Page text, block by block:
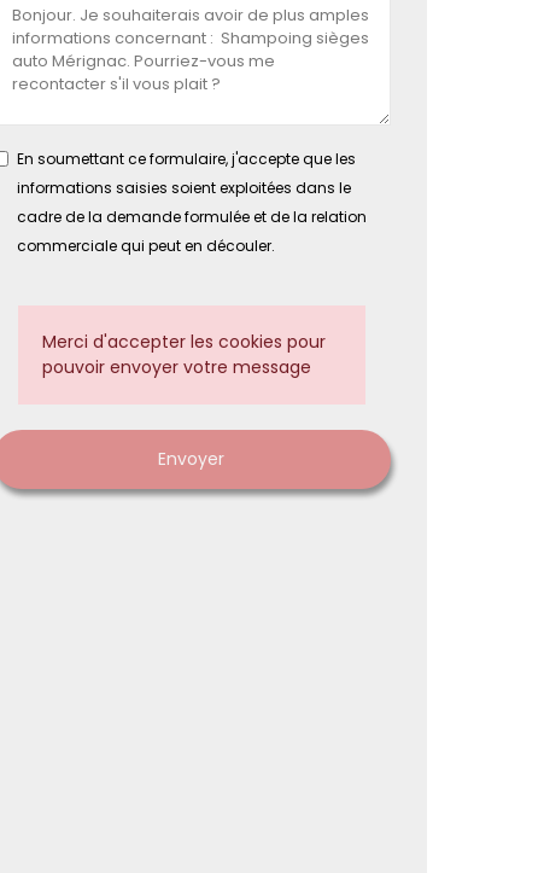
En soumettant ce formulaire, j'accepte que les
informations saisies soient exploitées dans le
cadre de la demande formulée et de la relation
commerciale qui peut en découler.
Merci d'accepter les cookies pour
pouvoir envoyer votre message
Envoyer